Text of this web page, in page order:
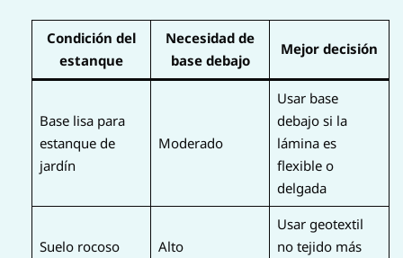
Condición del
estanque
Necesidad de
base debajo
Mejor decisión
Base lisa para
estanque de
jardín
Moderado
Usar base
debajo si la
lámina es
flexible o
delgada
Suelo rocoso Alto
Usar geotextil
no tejido más